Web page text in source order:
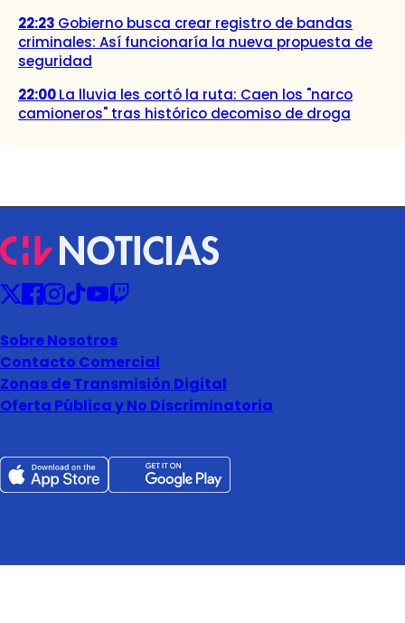
22:23 Gobierno busca crear registro de bandas
criminales: Así funcionaría la nueva propuesta de
seguridad
22:00La lluvia les cortó la ruta: Caen los "narco
camioneros" tras histórico decomiso de droga
Sobre Nosotros
Contacto Comercial
Zonas de Transmisión Digital
Oferta Pública y No Discriminatoria